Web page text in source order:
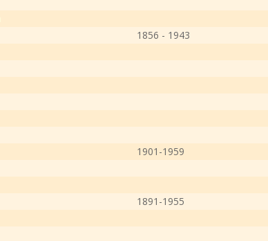
1856 - 1943
1901-1959
1891-1955